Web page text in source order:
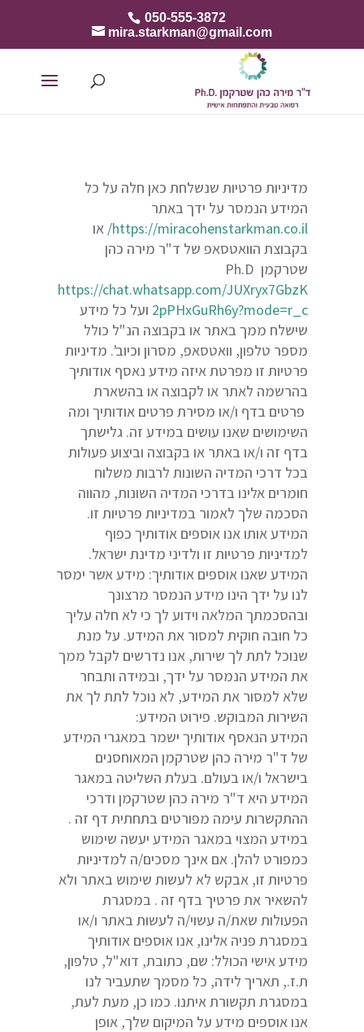
050-555-3872
mira.starkman@gmail.com
מדיניות פרטיות שנשלחת כאן חלה על כל
המידע הנמסר על ידך באתר
https://miracohenstarkman.co.il/ או
בקבוצת הוואטסאפ של ד"ר מירה כהן
שטרקמן Ph.D
https://chat.whatsapp.com/JUXryx7GbzK
2pPHxGuRh6y?mode=r_c ועל כל מידע
שישלח ממך באתר או בקבוצה הנ"ל כולל
מספר טלפון, וואטסאפ, מסרון וכיוב'. מדיניות
פרטיות זו מפרטת איזה מידע נאסף אודותיך
בהרשמה לאתר או לקבוצה או בהשארת
פרטים בדף ו/או מסירת פרטים אודותיך ומה
השימושים שאנו עושים במידע זה. גלישתך
בדף זה ו/או באתר או בקבוצה וביצוע פעולות
בכל דרכי המדיה השונות לרבות משלוח
חומרים אלינו בדרכי המדיה השונות, מהווה
הסכמה שלך לאמור במדיניות פרטיות זו.
המידע אותו אנו אוספים אודותיך כפוף
למדיניות פרטיות זו ולדיני מדינת ישראל.
המידע שאנו אוספים אודותיך: מידע אשר ימסר
לנו על ידך הינו מידע הנמסר מרצונך
ובהסכמתך המלאה וידוע לך כי לא חלה עליך
כל חובה חוקית למסור את המידע. על מנת
שנוכל לתת לך שירות, אנו נדרשים לקבל ממך
את המידע הנמסר על ידך, ובמידה ותבחר
שלא למסור את המידע, לא נוכל לתת לך את
השירות המבוקש. פירוט המידע:
המידע הנאסף אודותיך ישמר במאגרי המידע
של ד"ר מירה כהן שטרקמן המאוחסנים
בישראל ו/או בעולם. בעלת השליטה במאגר
המידע היא ד"ר מירה כהן שטרקמן ודרכי
ההתקשרות עימה מפורטים בתחתית דף זה .
במידע המצוי במאגר המידע יעשה שימוש
כמפורט להלן. אם אינך מסכים/ה למדיניות
פרטיות זו, אבקש לא לעשות שימוש באתר ולא
להשאיר את פרטיך בדף זה . במסגרת
הפעולות שאת/ה עשוי/ה לעשות באתר ו/או
במסגרת פניה אלינו, אנו אוספים אודותיך
מידע אישי הכולל: שם, כתובת, דוא"ל, טלפון,
ת.ז., תאריך לידה, כל מסמך שתעביר לנו
במסגרת תקשורת איתנו. כמו כן, מעת לעת,
אנו אוספים מידע על המיקום שלך, אופן